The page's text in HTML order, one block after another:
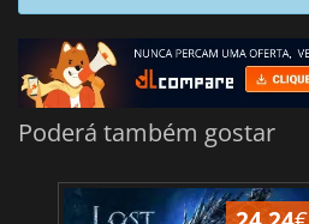
Poderá também gostar